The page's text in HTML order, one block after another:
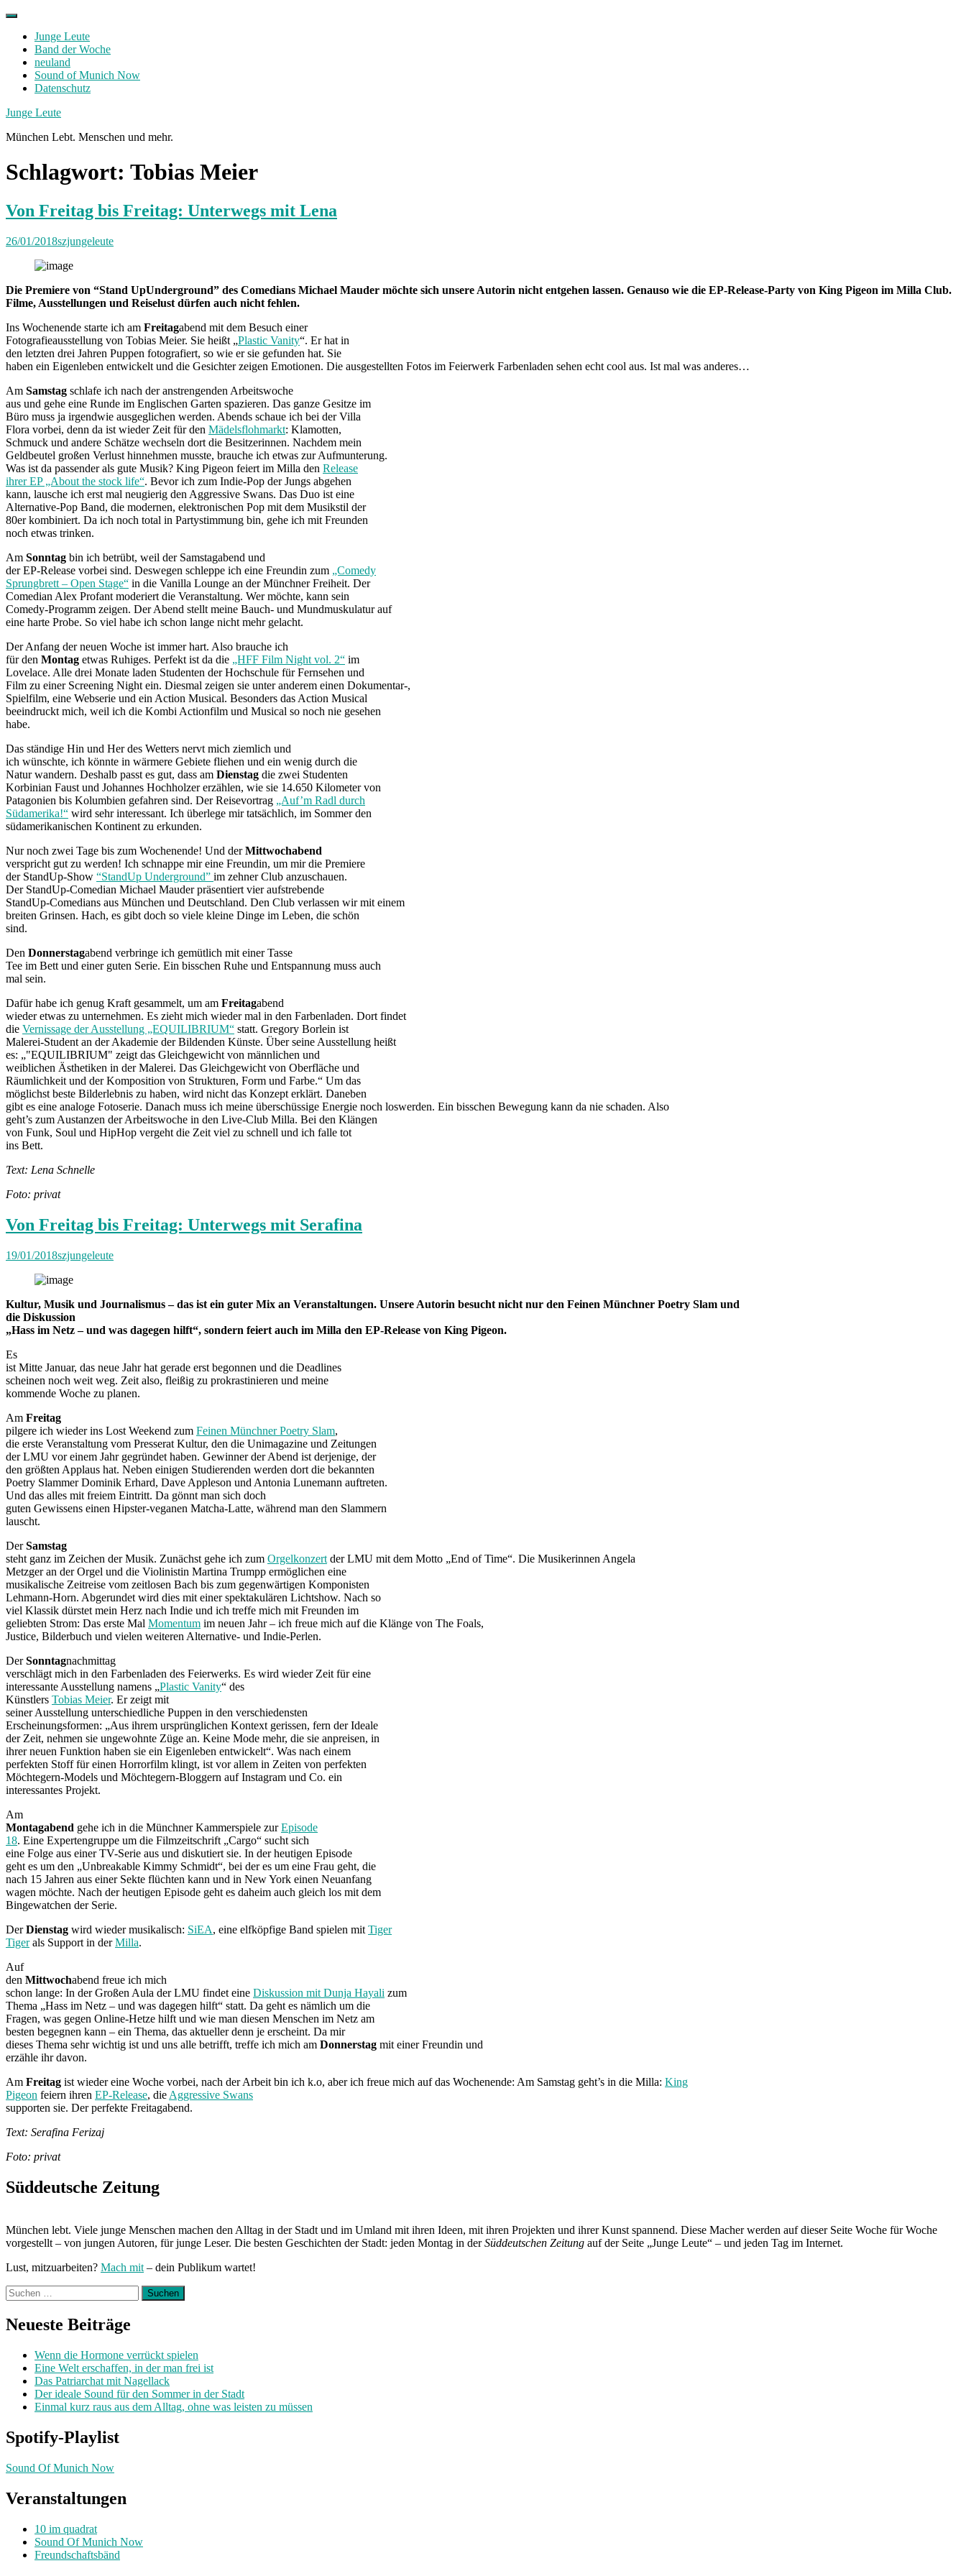
Skip
contentJunge Leute
Band der Woche
neuland
Sound of Munich Now
Datenschutz
Facebook
Twitter
Instagram
Junge Leute
München Lebt. Menschen und mehr.
Schlagwort: Tobias Meier
Von Freitag bis Freitag: Unterwegs mit Lena
26/01/2018szjungeleute
Die Premiere von “Stand UpUnderground” des Comedians Michael Mauder möchte sich unsere Autorin nicht entgehen lassen. Genauso wie die EP-Release-Party von King Pigeon im Milla Club.
Filme, Ausstellungen und Reiselust dürfen auch nicht fehlen.
Ins Wochenende starte ich am Freitagabend mit dem Besuch einer
Fotografieausstellung von Tobias Meier. Sie heißt „Plastic Vanity“. Er hat in
den letzten drei Jahren Puppen fotografiert, so wie er sie gefunden hat. Sie
haben ein Eigenleben entwickelt und die Gesichter zeigen Emotionen. Die ausgestellten Fotos im Feierwerk Farbenladen sehen echt cool aus. Ist mal was anderes…
Am Samstag schlafe ich nach der anstrengenden Arbeitswoche
aus und gehe eine Runde im Englischen Garten spazieren. Das ganze Gesitze im
Büro muss ja irgendwie ausgeglichen werden. Abends schaue ich bei der Villa
Flora vorbei, denn da ist wieder Zeit für den Mädelsflohmarkt: Klamotten,
Schmuck und andere Schätze wechseln dort die Besitzerinnen. Nachdem mein
Geldbeutel großen Verlust hinnehmen musste, brauche ich etwas zur Aufmunterung.
Was ist da passender als gute Musik? King Pigeon feiert im Milla den Release
ihrer EP „About the stock life“. Bevor ich zum Indie-Pop der Jungs abgehen
kann, lausche ich erst mal neugierig den Aggressive Swans. Das Duo ist eine
Alternative-Pop Band, die modernen, elektronischen Pop mit dem Musikstil der
80er kombiniert. Da ich noch total in Partystimmung bin, gehe ich mit Freunden
noch etwas trinken.
Am Sonntag bin ich betrübt, weil der Samstagabend und
der EP-Release vorbei sind. Deswegen schleppe ich eine Freundin zum „Comedy
Sprungbrett – Open Stage“ in die Vanilla Lounge an der Münchner Freiheit. Der
Comedian Alex Profant moderiert die Veranstaltung. Wer möchte, kann sein
Comedy-Programm zeigen. Der Abend stellt meine Bauch- und Mundmuskulatur auf
eine harte Probe. So viel habe ich schon lange nicht mehr gelacht.
Der Anfang der neuen Woche ist immer hart. Also brauche ich
für den Montag etwas Ruhiges. Perfekt ist da die „HFF Film Night vol. 2“ im
Lovelace. Alle drei Monate laden Studenten der Hochschule für Fernsehen und
Film zu einer Screening Night ein. Diesmal zeigen sie unter anderem einen Dokumentar-,
Spielfilm, eine Webserie und ein Action Musical. Besonders das Action Musical
beeindruckt mich, weil ich die Kombi Actionfilm und Musical so noch nie gesehen
habe.
Das ständige Hin und Her des Wetters nervt mich ziemlich und
ich wünschte, ich könnte in wärmere Gebiete fliehen und ein wenig durch die
Natur wandern. Deshalb passt es gut, dass am Dienstag die zwei Studenten
Korbinian Faust und Johannes Hochholzer erzählen, wie sie 14.650 Kilometer von
Patagonien bis Kolumbien gefahren sind. Der Reisevortrag „Auf’m Radl durch
Südamerika!“ wird sehr interessant. Ich überlege mir tatsächlich, im Sommer den
südamerikanischen Kontinent zu erkunden.
Nur noch zwei Tage bis zum Wochenende! Und derMittwochabend
verspricht gut zu werden! Ich schnappe mir eine Freundin, um mir die Premiere
der StandUp-Show “StandUp Underground” im zehner Club anzuschauen.
Der StandUp-Comedian Michael Mauder präsentiert vier aufstrebende
StandUp-Comedians aus München und Deutschland. Den Club verlassen wir mit einem
breiten Grinsen. Hach, es gibt doch so viele kleine Dinge im Leben, die schön
sind.
Den Donnerstagabend verbringe ich gemütlich mit einer Tasse
Tee im Bett und einer guten Serie. Ein bisschen Ruhe und Entspannung muss auch
mal sein.
Dafür habe ich genug Kraft gesammelt, um am Freitagabend
wieder etwas zu unternehmen. Es zieht mich wieder mal in den Farbenladen. Dort findet
die Vernissage der Ausstellung „EQUILIBRIUM“ statt. Gregory Borlein ist
Malerei-Student an der Akademie der Bildenden Künste. Über seine Ausstellung heißt
es: „"EQUILIBRIUM" zeigt das Gleichgewicht von männlichen und
weiblichen Ästhetiken in der Malerei. Das Gleichgewicht von Oberfläche und
Räumlichkeit und der Komposition von Strukturen, Form und Farbe.“ Um das
möglichst beste Bilderlebnis zu haben, wird nicht das Konzept erklärt. Daneben
gibt es eine analoge Fotoserie. Danach muss ich meine überschüssige Energie noch loswerden. Ein bisschen Bewegung kann da nie schaden. Also
geht’s zum Austanzen der Arbeitswoche in den Live-Club Milla. Bei den Klängen
von Funk, Soul und HipHop vergeht die Zeit viel zu schnell und ich falle tot
ins Bett.
Text: Lena Schnelle
Foto: privat
Von Freitag bis Freitag: Unterwegs mit Serafina
19/01/2018szjungeleute
Kultur, Musik und Journalismus – das ist ein guter Mix an Veranstaltungen. Unsere Autorin besucht nicht nur den Feinen Münchner Poetry Slam und
die Diskussion
„Hass im Netz – und was dagegen hilft“, sondern feiert auch im Milla den EP-Release von King Pigeon.
Es
ist Mitte Januar, das neue Jahr hat gerade erst begonnen und die Deadlines
scheinen noch weit weg. Zeit also, fleißig zu prokrastinieren und meine
kommende Woche zu planen.
Am Freitag
pilgere ich wieder ins Lost Weekend zum Feinen Münchner Poetry Slam,
die erste Veranstaltung vom Presserat Kultur, den die Unimagazine und Zeitungen
der LMU vor einem Jahr gegründet haben. Gewinner der Abend ist derjenige, der
den größten Applaus hat. Neben einigen Studierenden werden dort die bekannten
Poetry Slammer Dominik Erhard, Dave Appleson und Antonia Lunemann auftreten.
Und das alles mit freiem Eintritt. Da gönnt man sich doch
guten Gewissens einen Hipster-veganen Matcha-Latte, während man den Slammern
lauscht.
DerSamstag
steht ganz im Zeichen der Musik. Zunächst gehe ich zum Orgelkonzert der LMU mit dem Motto „End of Time“. Die Musikerinnen Angela
Metzger an der Orgel und die Violinistin Martina Trumpp ermöglichen eine
musikalische Zeitreise vom zeitlosen Bach bis zum gegenwärtigen Komponisten
Lehmann-Horn. Abgerundet wird dies mit einer spektakulären Lichtshow. Nach so
viel Klassik dürstet mein Herz nach Indie und ich treffe mich mit Freunden im
geliebten Strom: Das erste Mal Momentum im neuen Jahr – ich freue mich auf die Klänge von The Foals,
Justice, Bilderbuch und vielen weiteren Alternative- und Indie-Perlen.
DerSonntagnachmittag
verschlägt mich in den Farbenladen des Feierwerks. Es wird wieder Zeit für eine
interessante Ausstellung namens „Plastic Vanity“ des
Künstlers Tobias Meier. Er zeigt mit
seiner Ausstellung unterschiedliche Puppen in den verschiedensten
Erscheinungsformen: „Aus ihrem ursprünglichen Kontext gerissen, fern der Ideale
der Zeit, nehmen sie ungewohnte Züge an. Keine Mode mehr, die sie anpreisen, in
ihrer neuen Funktion haben sie ein Eigenleben entwickelt“. Was nach einem
perfekten Stoff für einen Horrorfilm klingt, ist vor allem in Zeiten von perfekten
Möchtegern-Models und Möchtegern-Bloggern auf Instagram und Co. ein
interessantes Projekt.
Am
Montagabend gehe ich in die Münchner Kammerspiele zurEpisode
18. Eine Expertengruppe um die Filmzeitschrift „Cargo“ sucht sich
eine Folge aus einer TV-Serie aus und diskutiert sie. In der heutigen Episode
geht es um den „Unbreakable Kimmy Schmidt“, bei der es um eine Frau geht, die
nach 15 Jahren aus einer Sekte flüchten kann und in New York einen Neuanfang
wagen möchte. Nach der heutigen Episode geht es daheim auch gleich los mit dem
Bingewatchen der Serie.
DerDienstag wird wieder musikalisch: SiEA, eine elfköpfige Band spielen mit Tiger
Tigerals Support in derMilla.
Auf
den Mittwochabend freue ich mich
schon lange: In der Großen Aula der LMU findet eine Diskussion mit Dunja Hayali zum
Thema „Hass im Netz – und was dagegen hilft“ statt. Da geht es nämlich um die
Fragen, was gegen Online-Hetze hilft und wie man diesen Menschen im Netz am
besten begegnen kann – ein Thema, das aktueller denn je erscheint. Da mir
dieses Thema sehr wichtig ist und uns alle betrifft, treffe ich mich am Donnerstag mit einer Freundin und
erzähle ihr davon.
Am Freitag ist wieder eine Woche vorbei, nach der Arbeit bin ich k.o, aber ich freue mich auf das Wochenende: Am Samstag geht’s in die Milla: King
Pigeon feiern ihren EP-Release, die Aggressive Swans
supporten sie. Der perfekte Freitagabend.
Text: Serafina Ferizaj
Foto: privat
Süddeutsche Zeitung
München lebt. Viele junge Menschen machen den Alltag in der Stadt und im Umland mit ihren Ideen, mit ihren Projekten und ihrer Kunst spannend. Diese Macher werden auf dieser Seite Woche für Woche
vorgestellt – von jungen Autoren, für junge Leser. Die besten Geschichten der Stadt: jeden Montag in derSüddeutschen Zeitung auf der Seite „Junge Leute“ – und jeden Tag im Internet.
Lust, mitzuarbeiten? Mach mit– dein Publikum wartet!
Suchen
nach:
Neueste Beiträge
Wenn die Hormone verrückt spielen
Eine Welt erschaffen, in der man frei ist
Das Patriarchat mit Nagellack
Der ideale Sound für den Sommer in der Stadt
Einmal kurz raus aus dem Alltag, ohne was leisten zu müssen
Spotify-Playlist
Sound Of Munich Now
Veranstaltungen
10 im quadrat
Sound Of Munich Now
Freundschaftsbänd